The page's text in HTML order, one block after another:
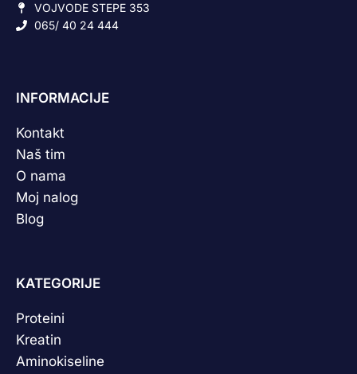
VOJVODE STEPE 353
065/ 40 24 444
INFORMACIJE
Kontakt
Naš tim
O nama
Moj nalog
Blog
KATEGORIJE
Proteini
Kreatin
Aminokiseline